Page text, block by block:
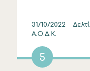
31/10/2022
Α.Ο.Δ.Κ.
5